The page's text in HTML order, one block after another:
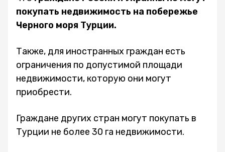
покупать недвижимость на побережье
Черного моря Турции.
Также, для иностранных граждан есть
ограничения по допустимой площади
недвижимости, которую они могут
приобрести.
Граждане других стран могут покупать в
Турции не более 30 га недвижимости.